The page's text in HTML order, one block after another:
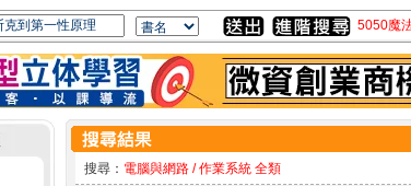
5050魔
搜尋： 電腦與網路 / 作業系統 全類